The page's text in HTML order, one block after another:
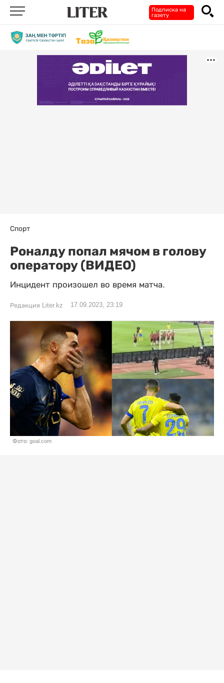
Подписка на
газету
Спорт
Роналду попал мячом в голову
оператору (ВИДЕО)
Инцидент произошел во время матча.
Редакция Liter.kz 17.09.2023, 23:19
Фото: goal.com